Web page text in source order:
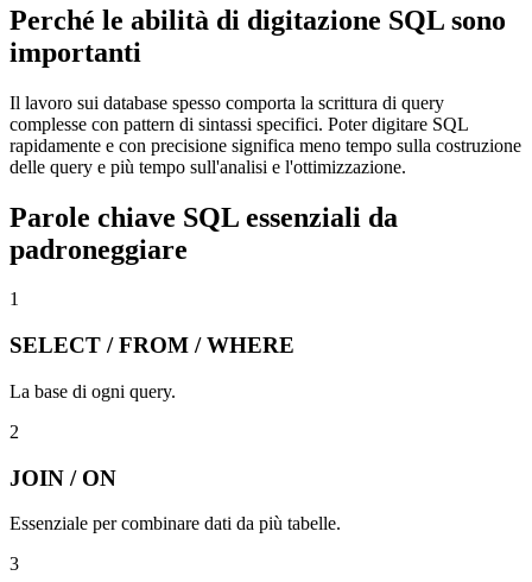
Perché le abilità di digitazione SQL sono
importanti
Il lavoro sui database spesso comporta la scrittura di query
complesse con pattern di sintassi specifici. Poter digitare SQL
rapidamente e con precisione significa meno tempo sulla costruzione
delle query e più tempo sull'analisi e l'ottimizzazione.
Parole chiave SQL essenziali da
padroneggiare
1
SELECT / FROM / WHERE
La base di ogni query.
2
JOIN / ON
Essenziale per combinare dati da più tabelle.
3